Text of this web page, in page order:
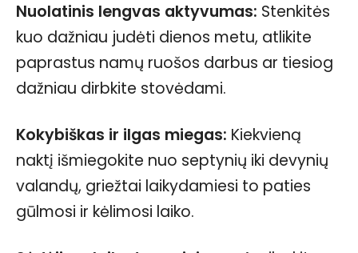
Nuolatinis lengvas aktyvumas: Stenkitės
kuo dažniau judėti dienos metu, atlikite
paprastus namų ruošos darbus ar tiesiog
dažniau dirbkite stovėdami.
Kokybiškas ir ilgas miegas: Kiekvieną
naktį išmiegokite nuo septynių iki devynių
valandų, griežtai laikydamiesi to paties
gūlmosi ir kėlimosi laiko.